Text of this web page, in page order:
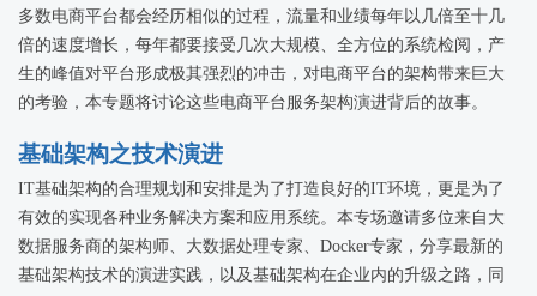
多数电商平台都会经历相似的过程，流量和业绩每年以几倍至十几
倍的速度增长，每年都要接受几次大规模、全方位的系统检阅，产
生的峰值对平台形成极其强烈的冲击，对电商平台的架构带来巨大
的考验，本专题将讨论这些电商平台服务架构演进背后的故事。
基础架构之技术演进
IT基础架构的合理规划和安排是为了打造良好的IT环境，更是为了
有效的实现各种业务解决方案和应用系统。本专场邀请多位来自大
数据服务商的架构师、大数据处理专家、Docker专家，分享最新的
基础架构技术的演进实践，以及基础架构在企业内的升级之路，同